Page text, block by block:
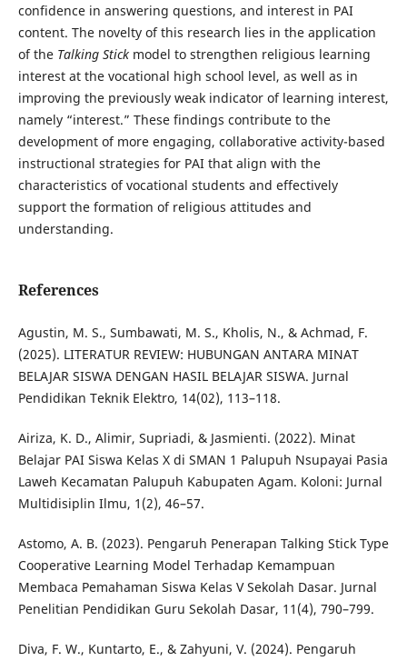
confidence in answering questions, and interest in PAI
content. The novelty of this research lies in the application
of the Talking Stickmodel to strengthen religious learning
interest at the vocational high school level, as well as in
improving the previously weak indicator of learning interest,
namely “interest.” These findings contribute to the
development of more engaging, collaborative activity-based
instructional strategies for PAI that align with the
characteristics of vocational students and effectively
support the formation of religious attitudes and
understanding.
References
Agustin, M. S., Sumbawati, M. S., Kholis, N., & Achmad, F.
(2025). LITERATUR REVIEW: HUBUNGAN ANTARA MINAT
BELAJAR SISWA DENGAN HASIL BELAJAR SISWA. Jurnal
Pendidikan Teknik Elektro, 14(02), 113–118.
Airiza, K. D., Alimir, Supriadi, & Jasmienti. (2022). Minat
Belajar PAI Siswa Kelas X di SMAN 1 Palupuh Nsupayai Pasia
Laweh Kecamatan Palupuh Kabupaten Agam. Koloni: Jurnal
Multidisiplin Ilmu, 1(2), 46–57.
Astomo, A. B. (2023). Pengaruh Penerapan Talking Stick Type
Cooperative Learning Model Terhadap Kemampuan
Membaca Pemahaman Siswa Kelas V Sekolah Dasar. Jurnal
Penelitian Pendidikan Guru Sekolah Dasar, 11(4), 790–799.
Diva, F. W., Kuntarto, E., & Zahyuni, V. (2024). Pengaruh